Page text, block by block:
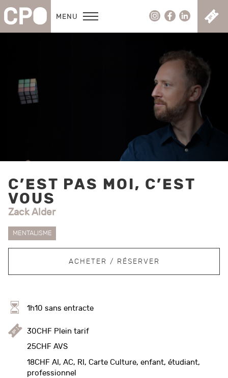
MENU C
C’EST PAS MOI, C’EST
VOUS
Zack Alder
MENTALISME
ACHETER / RÉSERVER
1h10 sans entracte
30CHF Plein tarif
25CHF AVS
18CHF AI, AC, RI, Carte Culture, enfant, étudiant,
professionnel